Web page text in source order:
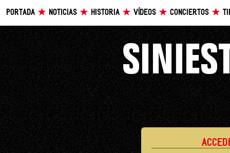
PORTADA NOTICIAS HISTORIA VÍDEOS CONCIERTOS